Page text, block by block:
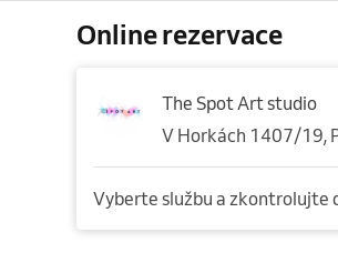
Online rezervace
The Spot Art studio
V Horkách 1407/19,
Vyberte službu a zkontrolujte